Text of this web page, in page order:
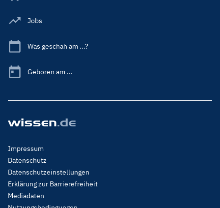
Jobs
Was geschah am ...?
Geboren am ...
Footer
Menu
Legal
Impressum
Datenschutz
Datenschutzeinstellungen
Erklärung zur Barrierefreiheit
Mediadaten